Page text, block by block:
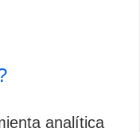
analítica